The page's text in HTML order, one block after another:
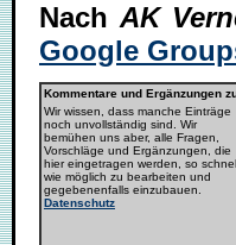
Nach AK
Google
Kommentare und Ergänzungen
Wir wissen, dass manche Einträge
noch unvollständig sind. Wir
bemühen uns aber, alle Fragen,
Vorschläge und Ergänzungen, die
hier eingetragen werden, so
wie möglich zu bearbeiten und
gegebenenfalls einzubauen.
Datenschutz